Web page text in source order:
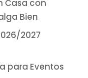
Casa con
Bien
2027
para Eventos